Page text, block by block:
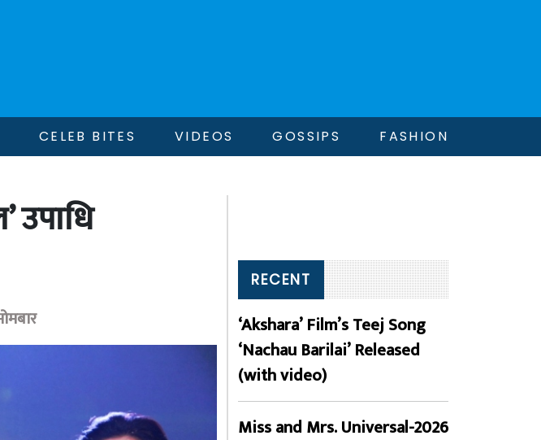
CELEB BITES VIDEOS GOSSIPS FASHION
उपाधि
RECENT
‘Akshara’ Film’s Teej Song
‘Nachau Barilai’ Released
(with video)
Miss and Mrs. Universal-2026